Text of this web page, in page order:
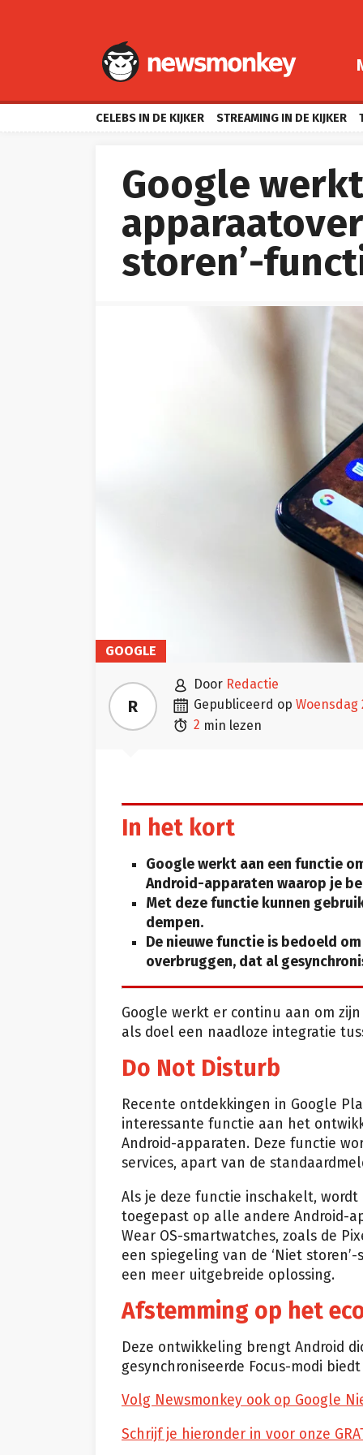
CELEBS IN DE KIJKER STREAMING IN DE KIJKER
Google
storen’-
GOOGLE
R
 door Redactie
 gepubliceerd op
 2 min lezen
In het kort
Google werkt aan een functie
Android-apparaten waarop je
Met deze functie kunnen
dempen.
De nieuwe functie is bedoeld
overbruggen, dat al
Google werkt er continu aan om
als doel een naadloze integratie
Do Not Disturb
Recente ontdekkingen in Google
interessante functie aan het
Android-apparaten. Deze functie
services, apart van de
Als je deze functie inschakelt,
toegepast op alle andere Android-
Wear OS-smartwatches, zoals de
een spiegeling van de ‘Niet
een meer uitgebreide oplossing.
Afstemming op het
Deze ontwikkeling brengt Android
gesynchroniseerde Focus-modi
Volg Newsmonkey ook op Google
Schrijf je hieronder in voor onze